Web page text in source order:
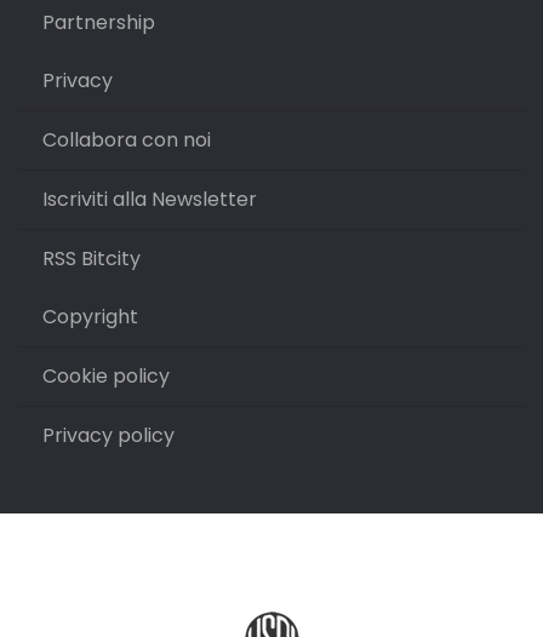
Partnership
Privacy
Collabora con noi
Iscriviti alla Newsletter
RSS Bitcity
Copyright
Cookie policy
Privacy policy